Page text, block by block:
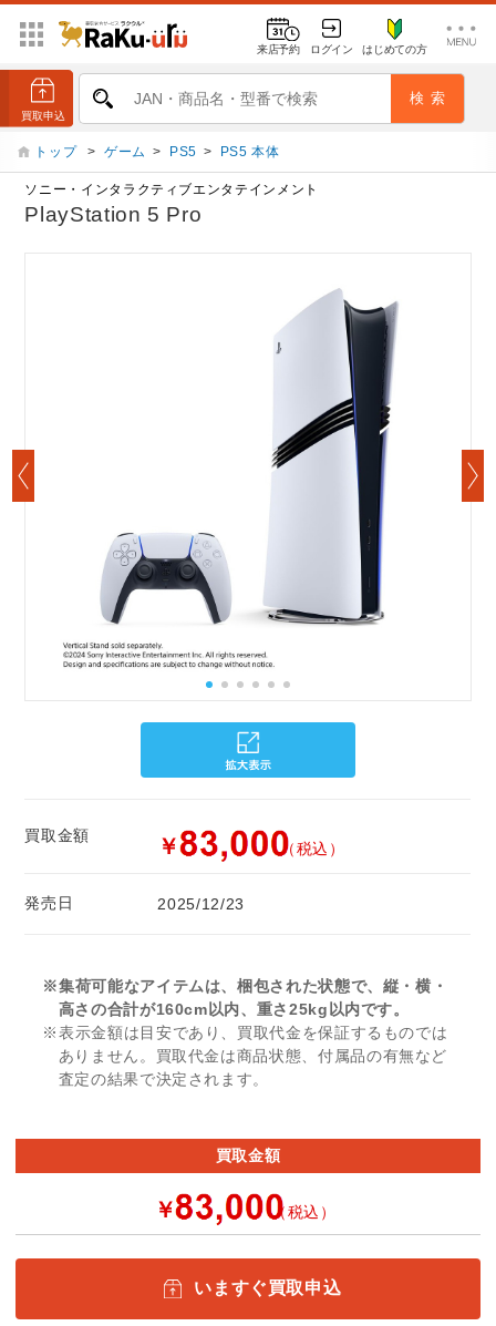
来店予約 ログイン はじめての方
トップ > ゲーム > PS5 > PS5 本体
ソニー・インタラクティブエンタテインメント
PlayStation 5 Pro
買取金額 ￥ （税込）
発売日 2025/12/23
※集荷可能なアイテムは、梱包された状態で、縦・横・
高さの合計が160cm以内、重さ25kg以内です。
※表示金額は目安であり、買取代金を保証するものでは
ありません。買取代金は商品状態、付属品の有無など
査定の結果で決定されます。
買取金額
￥ （税込）
いますぐ買取申込